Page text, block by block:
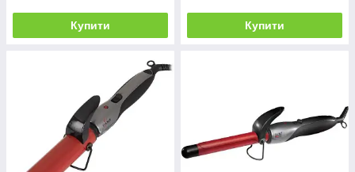
Купити Купити